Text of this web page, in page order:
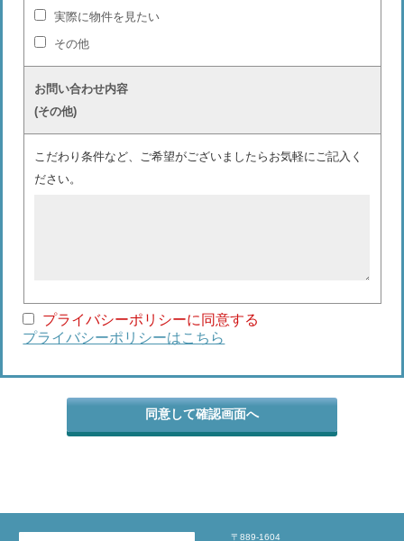
実際に物件を見たい
その他
お問い合わせ内容
(その他)
こだわり条件など、ご希望がございましたらお気軽にご記入く
ださい。
プライバシーポリシーに同意する
プライバシーポリシーはこちら
〒889-1604